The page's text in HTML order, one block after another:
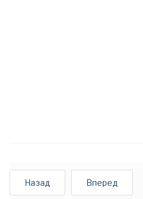
Назад Вперед